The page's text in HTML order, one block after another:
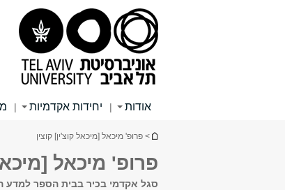
אודות | יחידות אקדמיות |
הינך נמצא כאן
> פרופ' מיכאל [מיכאל קוצ'ין] קוצין
פרופ' מיכאל
סגל אקדמי בכיר בבית הספר למדע